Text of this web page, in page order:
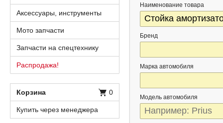
Наименование товара
Бренд
Марка автомобиля
Модель автомобиля
Аксессуары, инструменты
Мото запчасти
Запчасти на спецтехнику
Распродажа!
Корзина 0
Купить через менеджера